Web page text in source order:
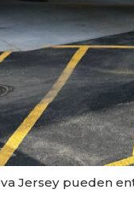
Jersey pueden